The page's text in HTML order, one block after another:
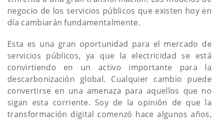
negocio de los servicios públicos que existen hoy en
día cambiarán fundamentalmente.
Esta es una gran oportunidad para el mercado de
servicios públicos, ya que la electricidad se está
convirtiendo en un activo importante para la
descarbonización global. Cualquier cambio puede
convertirse en una amenaza para aquellos que no
sigan esta corriente. Soy de la opinión de que la
transformación digital comenzó hace algunos años,